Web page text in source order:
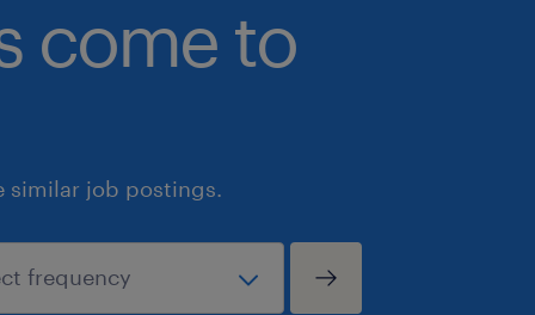
come to
similar job postings.